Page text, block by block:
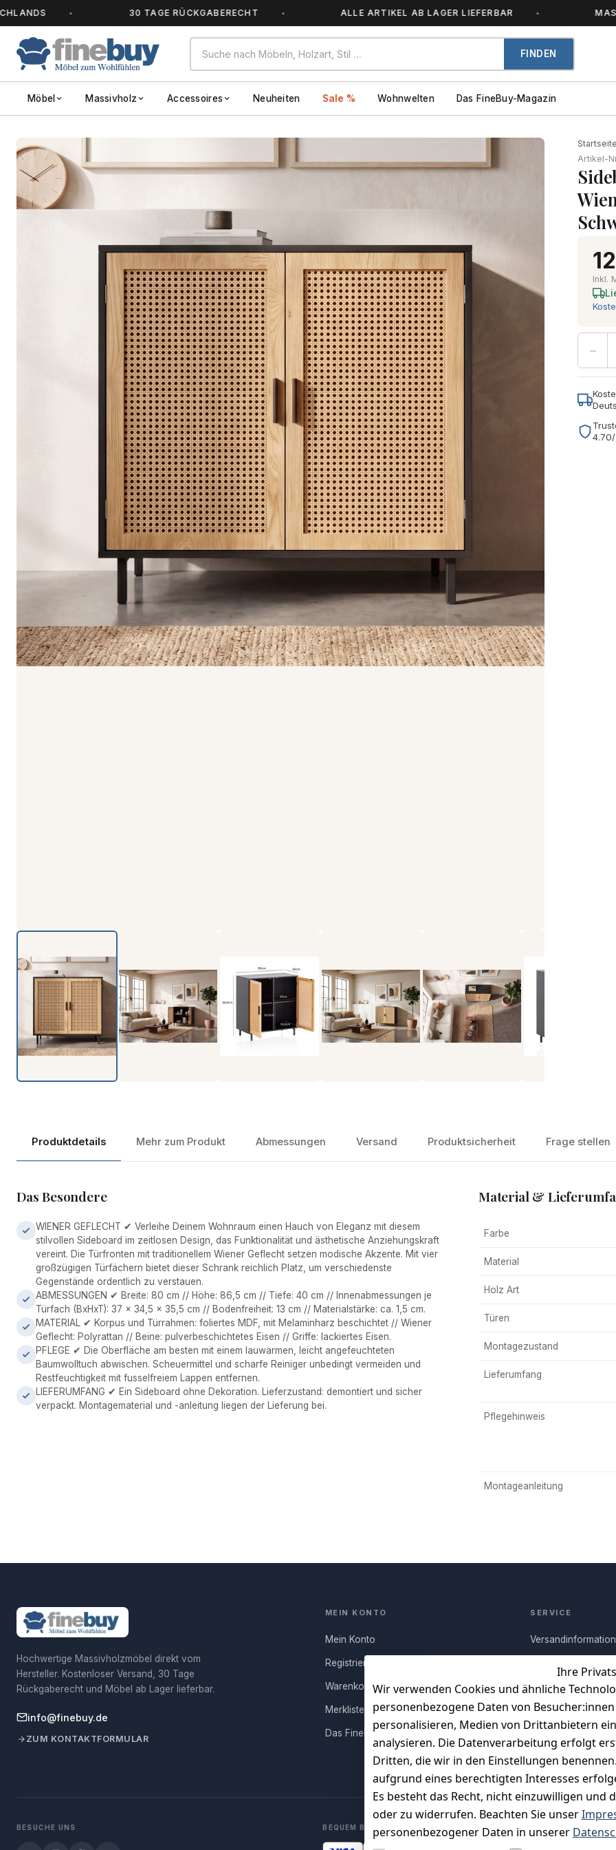
30 TAGE RÜCKGABERECHT ALLE ARTIKEL AB LAGER LIEFERBAR
FINDEN
Möbel Massivholz Accessoires Neuheiten Sale % Wohnwelten Das FineBuy-Magazin
Startseite
Artikel-
Inkl.
−
Produktdetails Mehr zum Produkt Abmessungen Versand Produktsicherheit Frage stellen
Das Besondere
WIENER GEFLECHT ✔ Verleihe Deinem Wohnraum einen Hauch von Eleganz mit diesem
stilvollen Sideboard im zeitlosen Design, das Funktionalität und ästhetische Anziehungskraft
vereint. Die Türfronten mit traditionellem Wiener Geflecht setzen modische Akzente. Mit vier
großzügigen Türfächern bietet dieser Schrank reichlich Platz, um verschiedenste
Gegenstände ordentlich zu verstauen.
ABMESSUNGEN ✔ Breite: 80 cm // Höhe: 86,5 cm // Tiefe: 40 cm // Innenabmessungen je
Türfach (BxHxT): 37 x 34,5 x 35,5 cm // Bodenfreiheit: 13 cm // Materialstärke: ca. 1,5 cm.
MATERIAL ✔ Korpus und Türrahmen: foliertes MDF, mit Melaminharz beschichtet // Wiener
Geflecht: Polyrattan // Beine: pulverbeschichtetes Eisen // Griffe: lackiertes Eisen.
PFLEGE ✔ Die Oberfläche am besten mit einem lauwarmen, leicht angefeuchteten
Baumwolltuch abwischen. Scheuermittel und scharfe Reiniger unbedingt vermeiden und
Restfeuchtigkeit mit fusselfreiem Lappen entfernen.
LIEFERUMFANG ✔ Ein Sideboard ohne Dekoration. Lieferzustand: demontiert und sicher
verpackt. Montagematerial und -anleitung liegen der Lieferung bei.
Material &
Farbe
Material
Holz Art
Türen
Montagezustand
Lieferumfang
Pflegehinweis
Montageanleitung
Ihre
Wir verwenden Cookies und ähnliche
personenbezogene Daten von
personalisieren, Medien von Drittanbietern
analysieren. Die Datenverarbeitung erfolgt
Dritten, die wir in den Einstellungen
aufgrund eines berechtigten Interesses
Es besteht das Recht, nicht einzuwilligen
oder zu widerrufen. Beachten Sie unser
personenbezogener Daten in unserer
Hochwertige Massivholzmöbel direkt vom
Hersteller. Kostenloser Versand, 30 Tage
Rückgaberecht und Möbel ab Lager lieferbar.
info@finebuy.de
ZUM KONTAKTFORMULAR
MEIN KONTO
Mein Konto
Registrieren
Warenkorb
Merkliste
Das FineBuy-Magazin
SERVICE
Rücksendung
Persönlicher
Erfahrungen
Vertrag
BESUCHE UNS BEQUEM BEZAHLEN MIT